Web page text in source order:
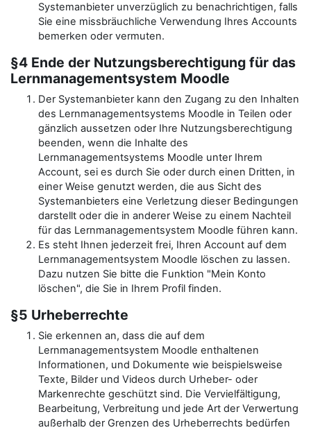
Systemanbieter unverzüglich zu benachrichtigen, falls
Sie eine missbräuchliche Verwendung Ihres Accounts
bemerken oder vermuten.
§4 Ende der Nutzungsberechtigung für das
Lernmanagementsystem Moodle
Der Systemanbieter kann den Zugang zu den Inhalten
des Lernmanagementsystems Moodle in Teilen oder
gänzlich aussetzen oder Ihre Nutzungsberechtigung
beenden, wenn die Inhalte des
Lernmanagementsystems Moodle unter Ihrem
Account, sei es durch Sie oder durch einen Dritten, in
einer Weise genutzt werden, die aus Sicht des
Systemanbieters eine Verletzung dieser Bedingungen
darstellt oder die in anderer Weise zu einem Nachteil
für das Lernmanagementsystem Moodle führen kann.
Es steht Ihnen jederzeit frei, Ihren Account auf dem
Lernmanagementsystem Moodle löschen zu lassen.
Dazu nutzen Sie bitte die Funktion "Mein Konto
löschen", die Sie in Ihrem Profil finden.
§5 Urheberrechte
Sie erkennen an, dass die auf dem
Lernmanagementsystem Moodle enthaltenen
Informationen, und Dokumente wie beispielsweise
Texte, Bilder und Videos durch Urheber- oder
Markenrechte geschützt sind. Die Vervielfältigung,
Bearbeitung, Verbreitung und jede Art der Verwertung
außerhalb der Grenzen des Urheberrechts bedürfen